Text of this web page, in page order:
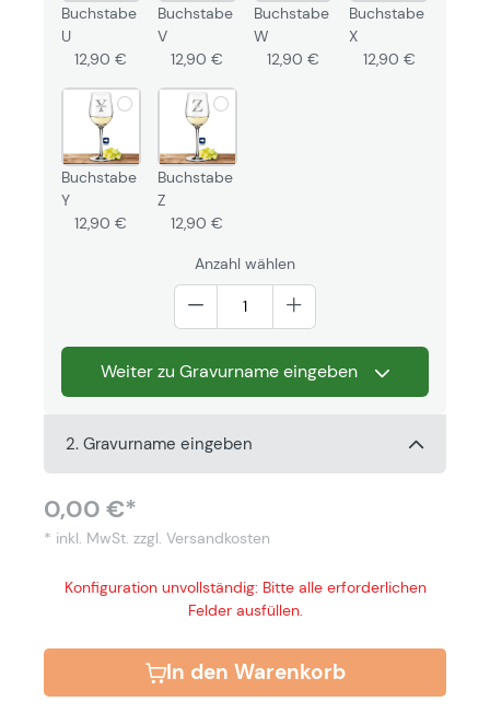
Buchstabe
U
12,90 €
Buchstabe
V
12,90 €
Buchstabe
W
12,90 €
Buchstabe
X
12,90 €
Buchstabe
Y
12,90 €
Buchstabe
Z
12,90 €
Anzahl wählen
Weiter zu Gravurname eingeben
2. Gravurname eingeben
0,00 €*
* inkl. MwSt. zzgl. Versandkosten
Konfiguration unvollständig: Bitte alle erforderlichen
Felder ausfüllen.
In den Warenkorb